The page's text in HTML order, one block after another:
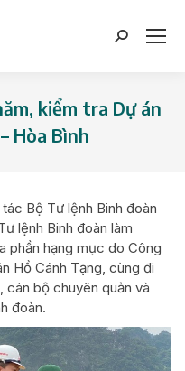
Search:
kiểm tra Dự án
Hòa Bình
Bộ Tư lệnh Binh đoàn
lệnh Binh đoàn làm
phần hạng mục do Công
Hồ Cánh Tạng, cùng đi
cán bộ chuyên quản và
đoàn.